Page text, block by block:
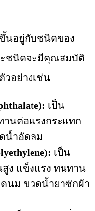
นอยู่กับชนิดของ
ชนิดจะมีคุณสมบัติ
อย่างเช่น
เป็น
านต่อแรงกระแทก
น้ำอัดลม
เป็น
ง แข็งแรง ทนทาน
นม ขวดน้ำยาซักผ้า